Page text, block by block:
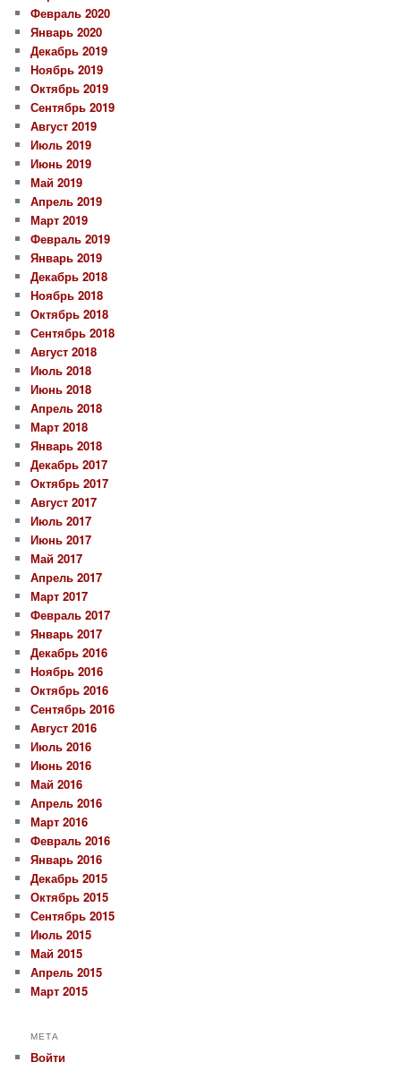
Февраль 2020
Январь 2020
Декабрь 2019
Ноябрь 2019
Октябрь 2019
Сентябрь 2019
Август 2019
Июль 2019
Июнь 2019
Май 2019
Апрель 2019
Март 2019
Февраль 2019
Январь 2019
Декабрь 2018
Ноябрь 2018
Октябрь 2018
Сентябрь 2018
Август 2018
Июль 2018
Июнь 2018
Апрель 2018
Март 2018
Январь 2018
Декабрь 2017
Октябрь 2017
Август 2017
Июль 2017
Июнь 2017
Май 2017
Апрель 2017
Март 2017
Февраль 2017
Январь 2017
Декабрь 2016
Ноябрь 2016
Октябрь 2016
Сентябрь 2016
Август 2016
Июль 2016
Июнь 2016
Май 2016
Апрель 2016
Март 2016
Февраль 2016
Январь 2016
Декабрь 2015
Октябрь 2015
Сентябрь 2015
Июль 2015
Май 2015
Апрель 2015
Март 2015
МЕТА
Войти